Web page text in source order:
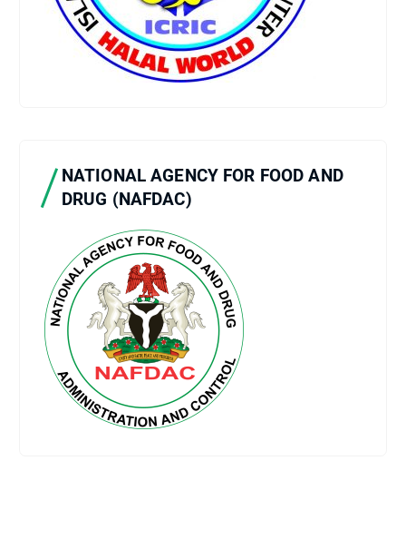
NATIONAL AGENCY FOR FOOD AND
DRUG (NAFDAC)